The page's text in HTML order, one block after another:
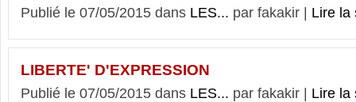
Publié le 07/05/2015 dans LES... par fakakir | Lire la
LIBERTE' D'EXPRESSION
Publié le 07/05/2015 dans LES... par fakakir | Lire la